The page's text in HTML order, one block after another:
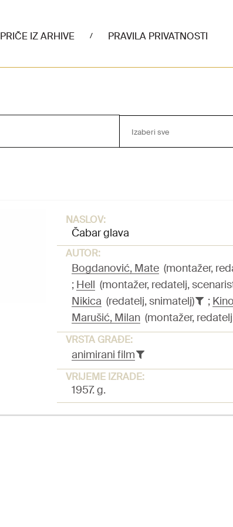
PRIČE IZ ARHIVE / PRAVILA PRIVATNOSTI
Izaberi sve
NASLOV:
Čabar glava
AUTOR:
Bogdanović, Mate(montažer,
; Hell (montažer, redatelj,
Nikica (redatelj, snimatelj) ;
Marušić, Milan(montažer,
VRSTA GRAĐE:
animirani film
VRIJEME IZRADE:
1957. g.